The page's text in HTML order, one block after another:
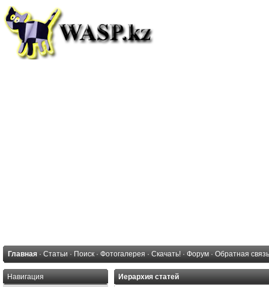
Главная · Статьи · Поиск · Фотогалерея · Скачать! · Форум · Обратная связь
Навигация Иерархия статей